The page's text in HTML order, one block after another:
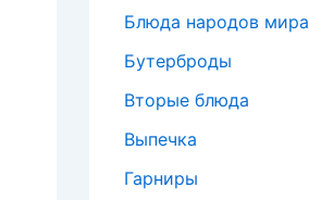
Блюда народов мира
Бутерброды
Вторые блюда
Выпечка
Гарниры